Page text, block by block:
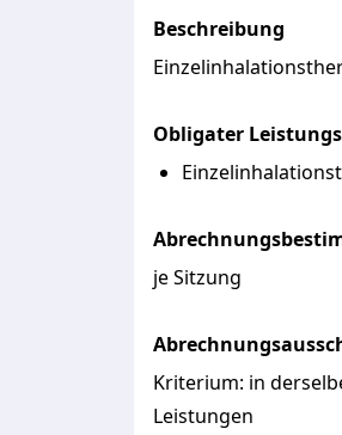
Beschreibung
Obligater
je Sitzung
Kriterium: in
Leistungen